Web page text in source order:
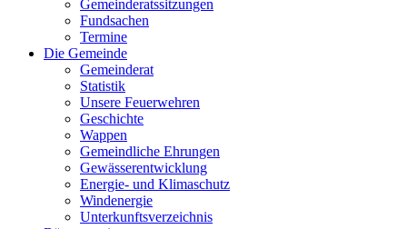
Gemeinderatssitzungen
Fundsachen
Termine
Die Gemeinde
Gemeinderat
Statistik
Unsere Feuerwehren
Geschichte
Wappen
Gemeindliche Ehrungen
Gewässerentwicklung
Energie- und Klimaschutz
Windenergie
Unterkunftsverzeichnis